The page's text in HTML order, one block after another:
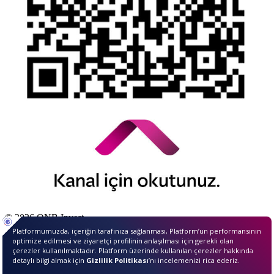
© 2026 QNB Invest,
QNBiştirakidir.